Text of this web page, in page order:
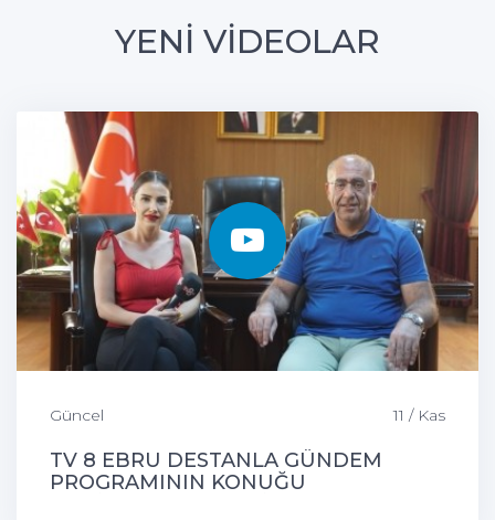
YENİ VİDEOLAR
Güncel 11 / Kas
TV 8 EBRU DESTANLA GÜNDEM
PROGRAMININ KONUĞU